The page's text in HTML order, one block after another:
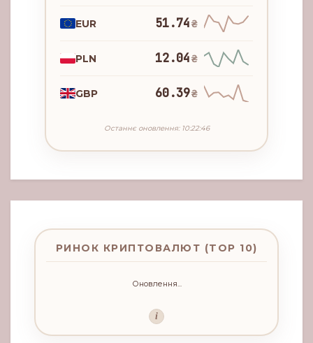
EUR 51.74₴
PLN 12.04₴
GBP 60.39₴
Останнє оновлення: 10:22:46
РИНОК КРИПТОВАЛЮТ (TOP 10)
Оновлення...
i